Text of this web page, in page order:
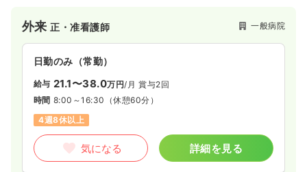
外来正・准看護師 一般病院
日勤のみ（常勤）
給与 21.1〜38.0万円/月 賞与2回
時間 8:00～16:30 （休憩60分）
4週8休以上
気になる 詳細を見る